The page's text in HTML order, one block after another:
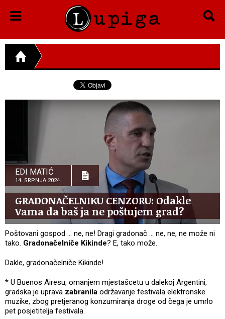
EDI MATIĆ
14. SRPNJA 2024.
GRADONAČELNIKU CENZORU: Odakle
Vama da baš ja ne poštujem grad?
Poštovani gospod … ne, ne! Dragi gradonač … ne, ne, ne može ni
tako. Gradonačelniče Kikinde? E, tako može.
Dakle, gradonačelniče Kikinde!
* U Buenos Airesu, omanjem mjestašcetu u dalekoj Argentini,
gradska je uprava zabranila održavanje festivala elektronske
muzike, zbog pretjeranog konzumiranja droge od čega je umrlo
pet posjetitelja festivala.